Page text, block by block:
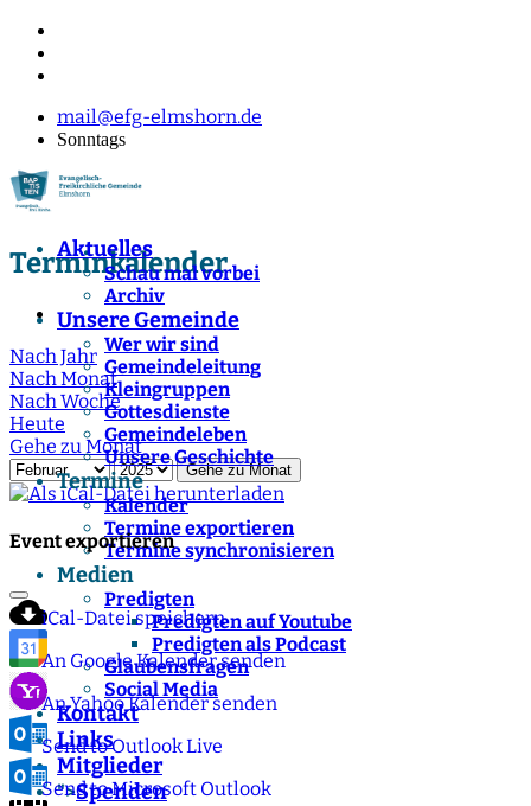
mail@efg-elmshorn.de
Sonntags
Aktuelles
Schau mal vorbei
Archiv
Unsere Gemeinde
Wer wir sind
Gemeindeleitung
Kleingruppen
Gottesdienste
Gemeindeleben
Unsere Geschichte
Termine
Kalender
Termine exportieren
Termine synchronisieren
Medien
Predigten
Predigten auf Youtube
Predigten als Podcast
Glaubensfragen
Social Media
Kontakt
Links
Mitglieder
">Spenden
Terminkalender
Nach Jahr
Nach Monat
Nach Woche
Heute
Gehe zu Monat
Gehe zu Monat
Event exportieren
iCal-Datei speichern
An Google Kalender senden
An Yahoo Kalender senden
Send to Outlook Live
Send to Microsoft Outlook